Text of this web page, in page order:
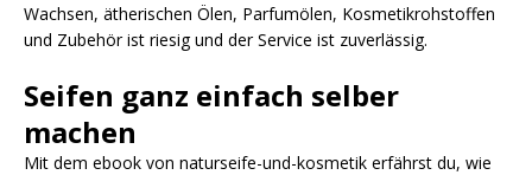
Wachsen, ätherischen Ölen, Parfumölen, Kosmetikrohstoffen
und Zubehör ist riesig und der Service ist zuverlässig.
Seifen ganz einfach selber
machen
Mit dem ebook von naturseife-und-kosmetik erfährst du, wie